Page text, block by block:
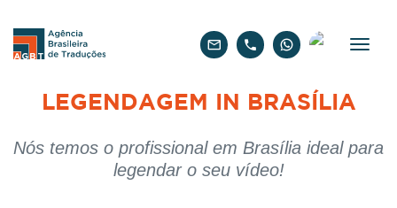
LEGENDAGEM IN BRASÍLIA
Nós temos o profissional em Brasília ideal para
legendar o seu vídeo!